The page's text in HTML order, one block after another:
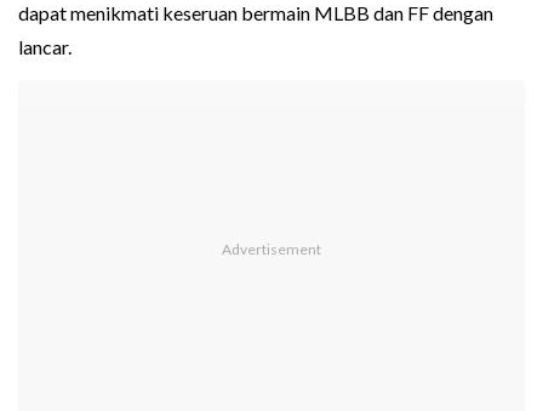
dapat menikmati keseruan bermain MLBB dan FF dengan
lancar.